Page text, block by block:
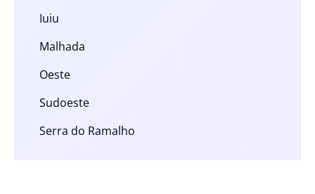
Iuiu
Malhada
Oeste
Sudoeste
Serra do Ramalho